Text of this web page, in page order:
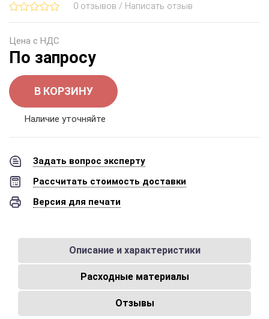
0 отзывов / Написать отзыв
Цена с НДС
По запросу
В КОРЗИНУ
Наличие уточняйте
Задать вопрос эксперту
Рассчитать стоимость доставки
Версия для печати
Описание и характеристики
Расходные материалы
Отзывы